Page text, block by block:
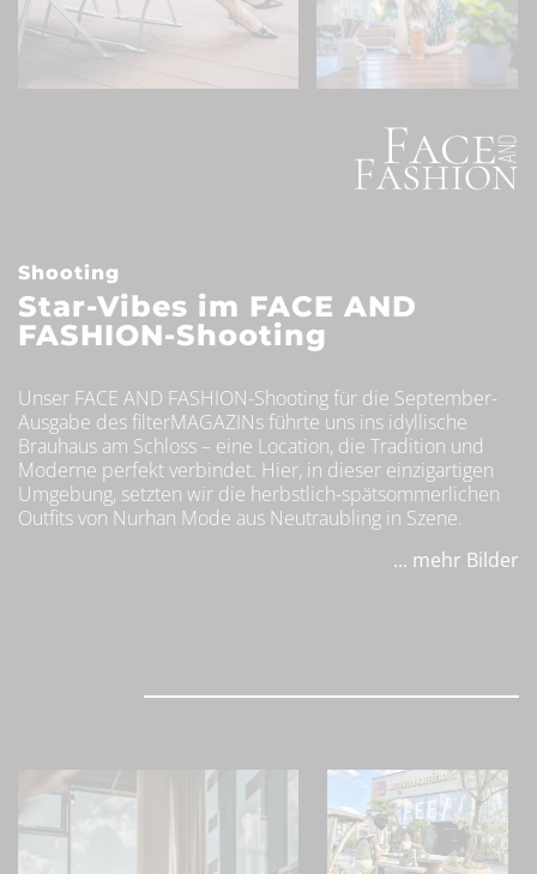
Shooting
Star-Vibes im FACE AND
FASHION-Shooting
Unser FACE AND FASHION-Shooting für die September-
Ausgabe des filterMAGAZINs führte uns ins idyllische
Brauhaus am Schloss – eine Location, die Tradition und
Moderne perfekt verbindet. Hier, in dieser einzigartigen
Umgebung, setzten wir die herbstlich-spätsommerlichen
Outfits von Nurhan Mode aus Neutraubling in Szene.
... mehr Bilder